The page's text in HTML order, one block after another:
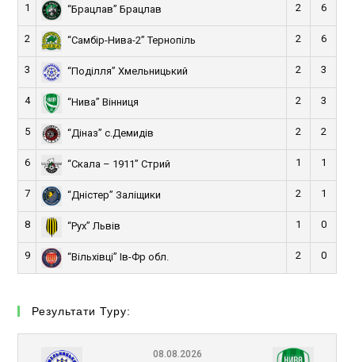
1 “Брацлав” Брацлав 2 6
2 “Самбір-Нива-2” Тернопіль 2 6
3 “Поділля” Хмельницький 2 3
4 “Нива” Вінниця 2 3
5 “Діназ” с.Демидів 2 2
6 “Скала – 1911” Стрий 1 1
7 “Дністер” Заліщики 2 1
8 “Рух” Львів 1 0
9 “Вільхівці” Ів-Фр обл. 2 0
Результати Туру:
08.08.2026